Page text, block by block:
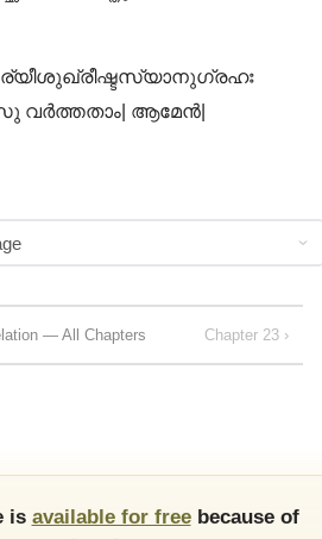
ആമേൻ|
— All Chapters Chapter 23 ›
is available for freebecause of